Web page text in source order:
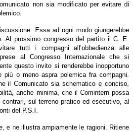
non sia modificato per evitare di
Essa ad ogni modo giungerebbe
Al prossimo congresso del partito il C. E.
tutti i compagni all’obbedienza alle
al Congresso Internazionale che si
questo invito si renderebbe inopportuno
più o meno aspra polemica fra compagni.
il Comunicato sia schematico e conciso,
anche minima, che il Comintern possa
sul terreno pratico ed esecutivo, al
del P.S.I.
e ne illustra ampiamente le ragioni. Ritiene